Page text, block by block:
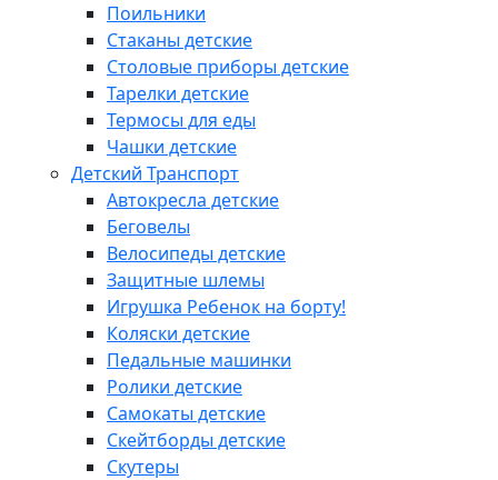
Поильники
Стаканы детские
Столовые приборы детские
Тарелки детские
Термосы для еды
Чашки детские
Детский Транспорт
Автокресла детские
Беговелы
Велосипеды детские
Защитные шлемы
Игрушка Ребенок на борту!
Коляски детские
Педальные машинки
Ролики детские
Самокаты детские
Скейтборды детские
Скутеры